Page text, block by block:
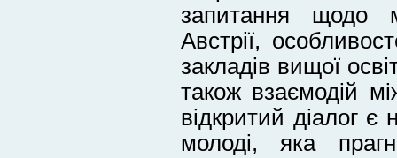
запитання щодо
Австрії,
закладів вищої
також взаємодій
відкритий діалог
молоді, яка